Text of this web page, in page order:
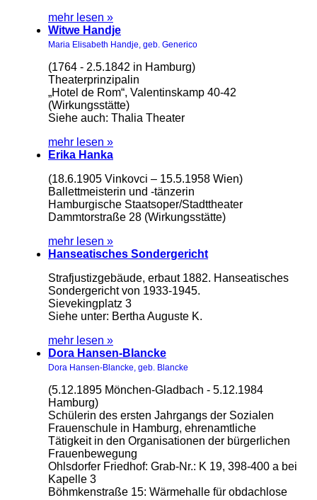
mehr lesen »
Witwe Handje
Maria Elisabeth Handje, geb. Generico
(1764 - 2.5.1842 in Hamburg)
Theaterprinzipalin
„Hotel de Rom“, Valentinskamp 40-42
(Wirkungsstätte)
Siehe auch: Thalia Theater
mehr lesen »
Erika Hanka
(18.6.1905 Vinkovci – 15.5.1958 Wien)
Ballettmeisterin und -tänzerin
Hamburgische Staatsoper/Stadttheater
Dammtorstraße 28 (Wirkungsstätte)
mehr lesen »
Hanseatisches Sondergericht
Strafjustizgebäude, erbaut 1882. Hanseatisches
Sondergericht von 1933-1945.
Sievekingplatz 3
Siehe unter: Bertha Auguste K.
mehr lesen »
Dora Hansen-Blancke
Dora Hansen-Blancke, geb. Blancke
(5.12.1895 Mönchen-Gladbach - 5.12.1984
Hamburg)
Schülerin des ersten Jahrgangs der Sozialen
Frauenschule in Hamburg, ehrenamtliche
Tätigkeit in den Organisationen der bürgerlichen
Frauenbewegung
Ohlsdorfer Friedhof: Grab-Nr.: K 19, 398-400 a bei
Kapelle 3
Böhmkenstraße 15: Wärmehalle für obdachlose